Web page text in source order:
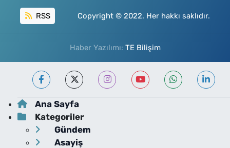
RSS Copyright © 2022. Her hakkı saklıdır.
Haber Yazılımı: TE Bilişim
Ana Sayfa
Kategoriler
Gündem
Asayiş